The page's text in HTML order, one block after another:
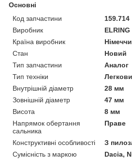
Основні
Код запчастини
159.714
Виробник
ELRING
Країна виробник
Стан
Новий
Тип запчастини
Аналог
Тип техніки
Внутрішній діаметр
28 мм
Зовнішній діаметр
47 мм
Висота
8 мм
Напрямок обертання
сальника
Праве
Конструктивні особливості
З
Сумісність з маркою
Dacia,